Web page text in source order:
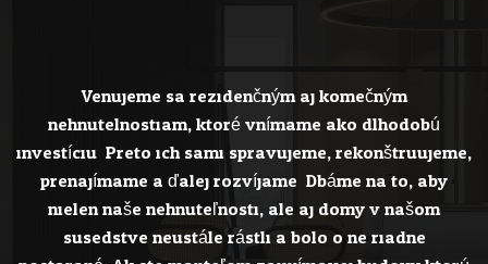
Venujeme sa rezidenčným aj komečným
nehnutelnostiam, ktoré vnímame ako dlhodobú
investíciu. Preto ich sami spravujeme, rekonštruujeme,
prenajímame a ďalej rozvíjame. Dbáme na to, aby
nielen naše nehnuteľnosti, ale aj domy v našom
susedstve neustále rástli a bolo o ne riadne